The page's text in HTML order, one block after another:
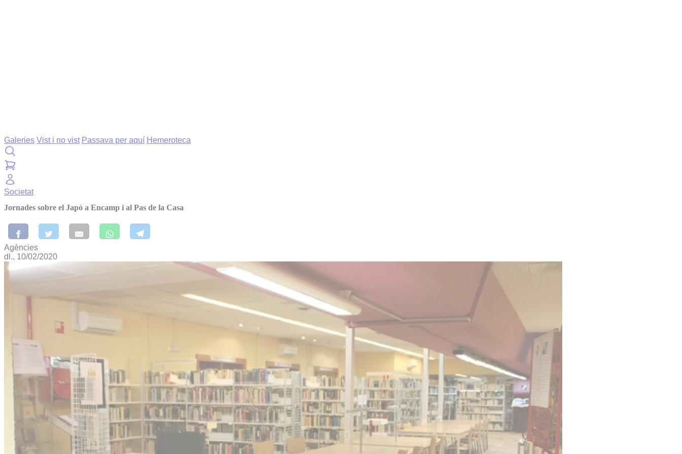
Galeries Vist i no vist Passava per aquí Hemeroteca
Societat
Jornades sobre el Japó a Encamp i al Pas de la Casa
Agències
dl., 10/02/2020